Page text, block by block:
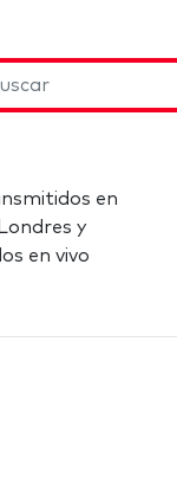
en
y
en vivo